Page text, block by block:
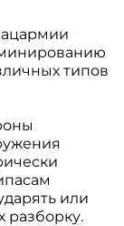
типов
или
разборку.